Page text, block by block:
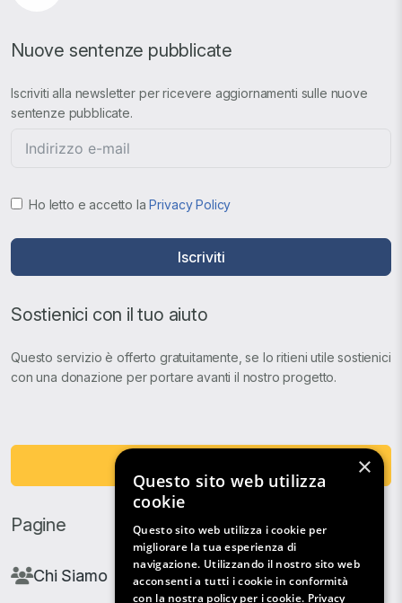
Nuove sentenze pubblicate
Iscriviti alla newsletter per ricevere aggiornamenti sulle nuove
sentenze pubblicate.
Ho letto e accetto laPrivacy Policy
Iscriviti
Sostienici con il tuo aiuto
Questo servizio è offerto gratuitamente, se lo ritieni utile sostienici
con una donazione per portare avanti il nostro progetto.
Pagine
Chi Siamo
×
Questo sito web utilizza
cookie
Questo sito web utilizza i cookie per
migliorare la tua esperienza di
navigazione. Utilizzando il nostro sito web
acconsenti a tutti i cookie in conformità
con la nostra policy per i cookie. Privacy